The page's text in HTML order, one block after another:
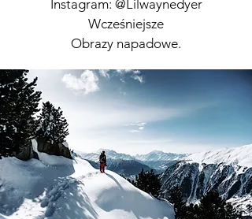
Instagram: @Lilwaynedyer
Wcześniejsze
Obrazy napadowe.